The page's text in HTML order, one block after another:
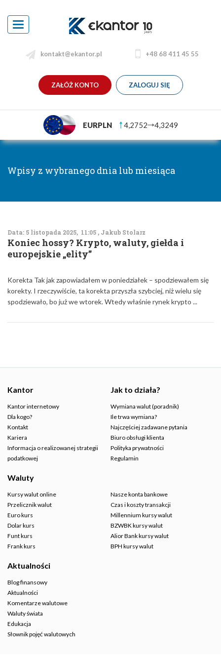
Toggle
navigation
kontakt@ekantor.pl +48 68 411 45 55
ZAŁÓŻ KONTO ZALOGUJ SIĘ
EURPLN 4,2752 4,3249
Wpisy z wybranego dnia lub miesiąca
Data: 5 listopada 2025, 11:05 , Jakub Stolarz
Koniec hossy? Krypto, waluty, giełda i
europejskie „elity”
Korekta Tak jak zapowiadałem w poniedziałek – spodziewałem się
korekty. I rzeczywiście, ta korekta przyszła szybciej, niż wielu się
spodziewało, bo już we wtorek. Wtedy właśnie rynek krypto ...
Kantor
Kantor internetowy
Dla kogo?
Kontakt
Kariera
Informacja o realizowanej strategii
podatkowej
Jak to działa?
Wymiana walut (poradnik)
Ile trwa wymiana?
Najczęściej zadawane pytania
Biuro obsługi klienta
Polityka prywatności
Regulamin
Waluty
Kursy walut online
Przelicznik walut
Euro kurs
Dolar kurs
Funt kurs
Frank kurs
Nasze konta bankowe
Czas i koszty transakcji
Millennium kursy walut
BZWBK kursy walut
Alior Bank kursy walut
BPH kursy walut
Aktualności
Blog finansowy
Aktualności
Komentarze walutowe
Waluty świata
Edukacja
Słownik pojęć walutowych